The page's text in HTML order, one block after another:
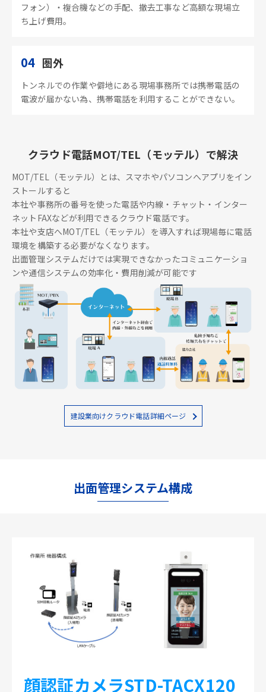
フォン）・複合機などの手配、撤去工事など高額な現場立
ち上げ費用。
04 圏外
トンネルでの作業や僻地にある現場事務所では携帯電話の
電波が届かない為、携帯電話を利用することができない。
クラウド電話MOT/TEL（モッテル）で解決
MOT/TEL（モッテル）とは、スマホやパソコンへアプリをイン
ストールすると
本社や事務所の番号を使った電話や内線・チャット・インター
ネットFAXなどが利用できるクラウド電話です。
本社や支店へMOT/TEL（モッテル）を導入すれば現場毎に電話
環境を構築する必要がなくなります。
出面管理システムだけでは実現できなかったコミュニケーショ
ンや通信システムの効率化・費用削減が可能です
建設業向けクラウド電話詳細ページ
出面管理システム構成
顔認証カメラSTD-TACX120